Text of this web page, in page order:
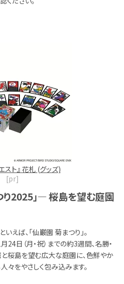
スト』 花札 (グッズ)
[pr]
り2025」— 桜島を望む庭園
えば、「仙巌園 菊まつり」。
日（月・祝）までの約3週間、名勝・
桜島を望む広大な庭園に、色鮮やか
々をやさしく包み込みます。